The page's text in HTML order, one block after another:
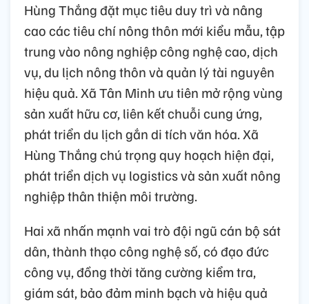
Hùng Thắng đặt mục tiêu duy trì và nâng
cao các tiêu chí nông thôn mới kiểu mẫu, tập
trung vào nông nghiệp công nghệ cao, dịch
vụ, du lịch nông thôn và quản lý tài nguyên
hiệu quả. Xã Tân Minh ưu tiên mở rộng vùng
sản xuất hữu cơ, liên kết chuỗi cung ứng,
phát triển du lịch gắn di tích văn hóa. Xã
Hùng Thắng chú trọng quy hoạch hiện đại,
phát triển dịch vụ logistics và sản xuất nông
nghiệp thân thiện môi trường.
Hai xã nhấn mạnh vai trò đội ngũ cán bộ sát
dân, thành thạo công nghệ số, có đạo đức
công vụ, đồng thời tăng cường kiểm tra,
giám sát, bảo đảm minh bạch và hiệu quả